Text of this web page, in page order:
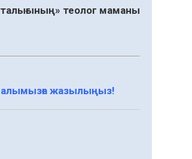
теолог маманы
жазылыңыз!